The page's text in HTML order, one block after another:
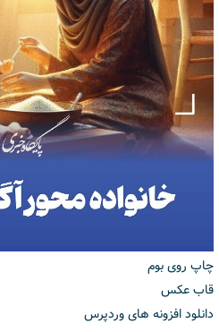
چاپ روی بوم
قاب عکس
دانلود افزونه های وردپرس